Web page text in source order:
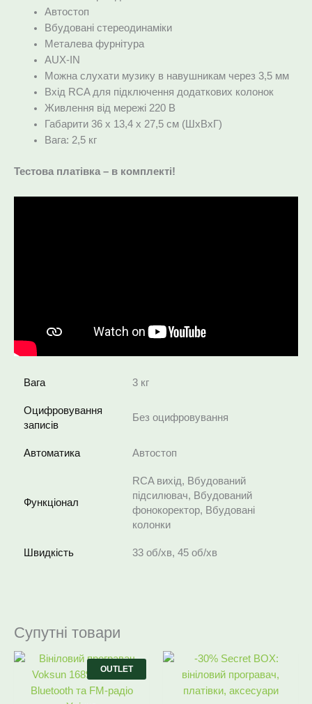
Автостоп
Вбудовані стереодинаміки
Металева фурнітура
AUX-IN
Можна слухати музику в навушникам через 3,5 мм
Вхід RCA для підключення додаткових колонок
Живлення від мережі 220 В
Габарити 36 x 13,4 x 27,5 см (ШxВxГ)
Вага: 2,5 кг
Тестова платівка – в комплекті!
Вага 3 кг
Оцифровування
записів
Без оцифровування
Автоматика Автостоп
Функціонал
RCA вихід, Вбудований
підсилювач, Вбудований
фонокоректор, Вбудовані
колонки
Швидкість 33 об/хв, 45 об/хв
Супутні товари
Оригінальна
ціна:
7998 ₴.
Поточна
ціна:
6490 ₴.
OUTLET
Оригінальна
6998 ₴.
Поточна
5555 ₴.